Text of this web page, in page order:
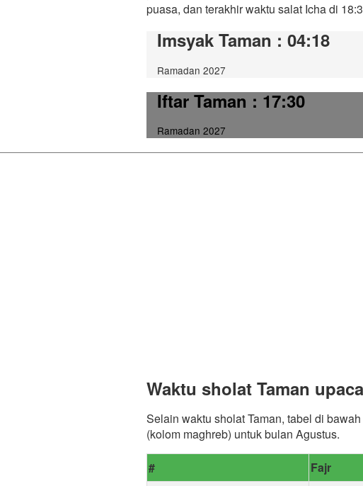
puasa, dan terakhir waktu salat Icha di
Imsyak Taman : 04:18
Ramadan 2027
Iftar Taman: 17:30
Ramadan 2027
Waktu sholat Taman
Selain waktu sholat Taman, tabel di
(kolom maghreb) untuk bulan Agustus.
# Fajr